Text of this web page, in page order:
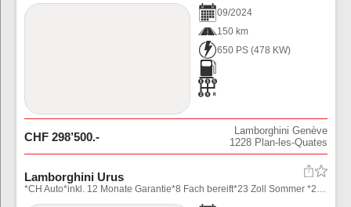
09/2024
150 km
650 PS (478 KW)
CHF 298’500.-
Lamborghini Genève
1228 Plan-les-Quates
Lamborghini Urus
*CH Auto*inkl. 12 Monate Garantie*8 Fach bereift*23 Zoll Sommer *22 Zoll Winter*Alcantara*Head-Up Display*360°Kamera*